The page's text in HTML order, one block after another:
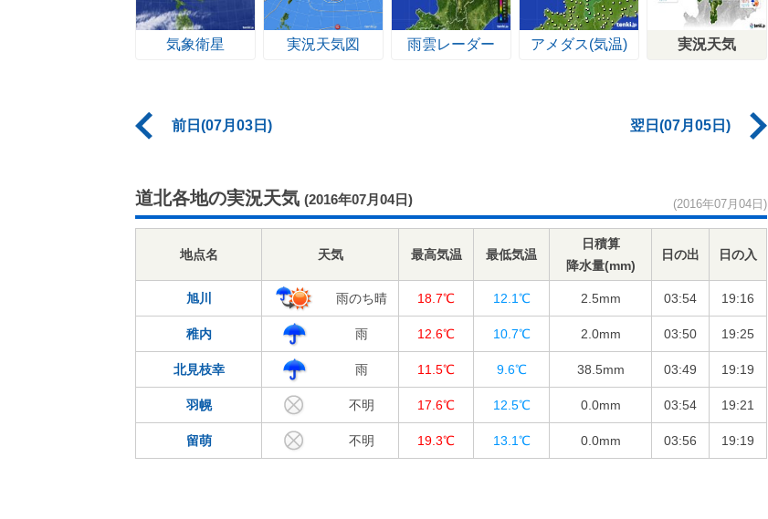
気象衛星 実況天気図 雨雲レーダー アメダス(気温) 実況天気
前日(07月03日) 翌日(07月05日)
道北各地の実況天気 (2016年07月04日) (2016年07月04日)
地点名 天気 最高気温 最低気温
日積算
降水量(mm)
日の出 日の入
旭川 雨のち晴 18.7℃ 12.1℃ 2.5mm 03:54 19:16
稚内 雨 12.6℃ 10.7℃ 2.0mm 03:50 19:25
北見枝幸 雨 11.5℃ 9.6℃ 38.5mm 03:49 19:19
羽幌 不明 17.6℃ 12.5℃ 0.0mm 03:54 19:21
留萌 不明 19.3℃ 13.1℃ 0.0mm 03:56 19:19